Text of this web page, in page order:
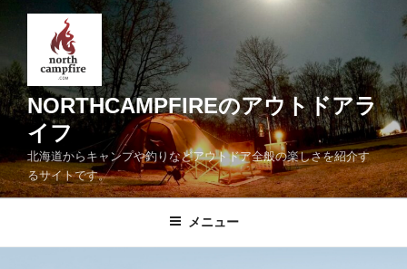
ン
ツ
へ
キ
ッ
NORTHCAMPFIREのアウトドアラ
イフ
北海道からキャンプや釣りなどアウトドア全般の楽しさを紹介す
るサイトです。
メニュー